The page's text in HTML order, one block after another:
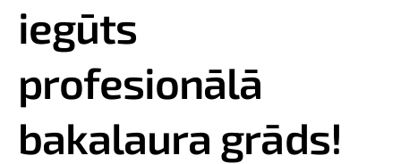
iegūts
profesionālā
bakalaura grāds!